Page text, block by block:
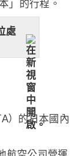
」的行程。
處
）的日本國內